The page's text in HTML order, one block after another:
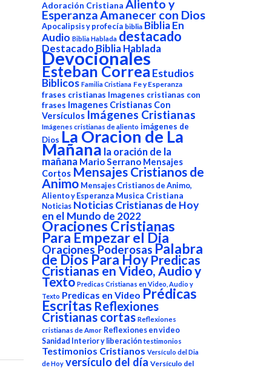
Adoración Cristiana Aliento y
EsperanzaAmanecer con Dios
Apocalipsis y profecía biblia Biblia En
Audio Biblia Hablada destacado
Destacado Biblia Hablada
Devocionales
Esteban Correa Estudios
Biblicos Familia Cristiana Fe y Esperanza
frases cristianas Imagenes cristianas con
frases Imagenes Cristianas Con
Versículos Imágenes Cristianas
Imágenes cristianas de aliento imágenes de
Dios La Oracion de La
Mañana la oración de la
mañana Mario Serrano Mensajes
Cortos Mensajes Cristianos de
Animo Mensajes Cristianos de Animo,
Aliento y Esperanza Musica Cristiana
Noticias Noticias Cristianas de Hoy
en el Mundo de 2022
Oraciones Cristianas
Para Empezar el Dia
Oraciones Poderosas Palabra
de Dios Para HoyPredicas
Cristianas en Video, Audio y
Texto Predicas Cristianas en Video, Audio y
Texto Predicas en Video Prédicas
Escritas Reflexiones
Cristianas cortas Reflexiones
cristianas de Amor Reflexiones en video
Sanidad Interior y liberación testimonios
Testimonios Cristianos Versículo del Dia
de Hoy versículo del día Versículo del